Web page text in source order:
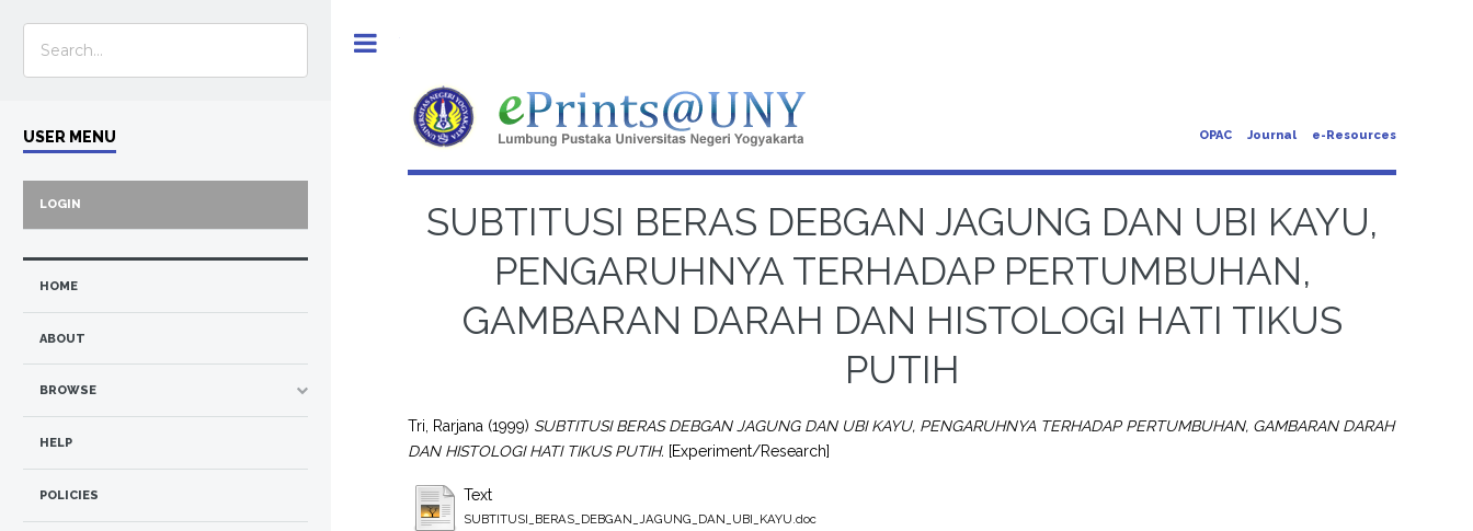
OPAC Journal e-Resources
SUBTITUSI BERAS DEBGAN JAGUNG DAN UBI KAYU,
PENGARUHNYA TERHADAP PERTUMBUHAN,
GAMBARAN DARAH DAN HISTOLOGI HATI TIKUS
PUTIH
Tri, Rarjana (1999) SUBTITUSI BERAS DEBGAN JAGUNG DAN UBI KAYU, PENGARUHNYA TERHADAP PERTUMBUHAN, GAMBARAN DARAH
DAN HISTOLOGI HATI TIKUS PUTIH. [Experiment/Research]
Text
SUBTITUSI_BERAS_DEBGAN_JAGUNG_DAN_UBI_KAYU.doc
USER MENU
LOGIN
HOME
ABOUT
BROWSE
HELP
POLICIES